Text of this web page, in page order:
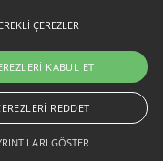
KİRALAMA
ÇEREZLER
KABUL ET
REDDET
GÖSTER